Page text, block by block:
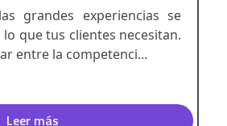
grandes experiencias se
que tus clientes necesitan.
entre la competenci...
Leer más